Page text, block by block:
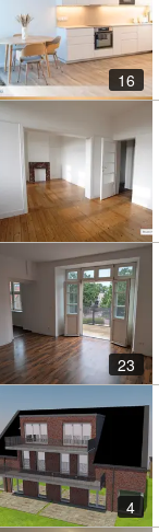
16
23
4